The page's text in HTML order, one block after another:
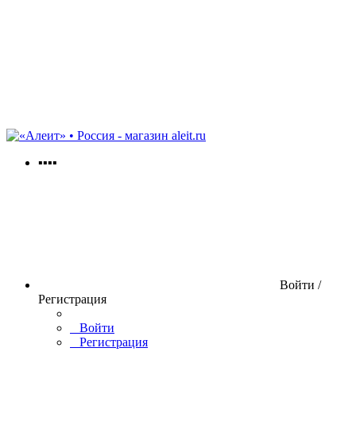
aleit.ru
▪▪▪▪
Войти /
Регистрация
Войти
Регистрация